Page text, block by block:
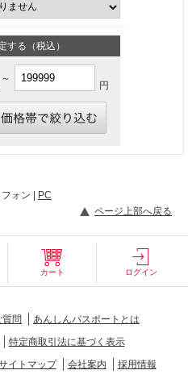
する（税込）
～
円
ォン | PC
ページ上部へ戻る
カート ログイン
質問
あんしんパスポートとは
特定商取引法に基づく表示
イトマップ 会社案内 採用情報